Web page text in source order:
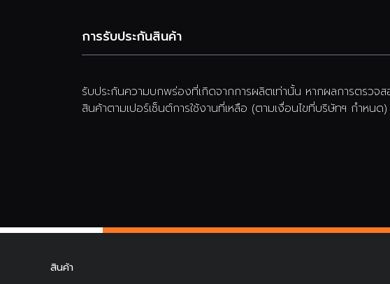
การรับประกันสินค้า
รับประกันความบกพร่องที่เกิดจากการผลิตเท่านั้น หากผลการตรว
สินค้าตามเปอร์เซ็นต์การใช้งานที่เหลือ (ตามเงื่อนไขที่บริษัทฯ กำหนด)
สินค้า